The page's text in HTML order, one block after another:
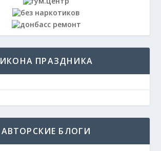
ИКОНА ПРАЗДНИКА
АВТОРСКИЕ БЛОГИ